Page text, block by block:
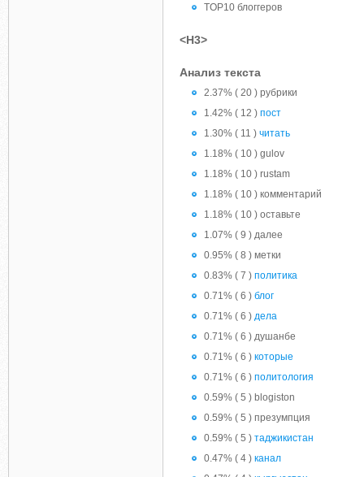
TOP10 блоггеров
<H3>
Анализ текста
2.37% ( 20 ) рубрики
1.42% ( 12 ) пост
1.30% ( 11 ) читать
1.18% ( 10 ) gulov
1.18% ( 10 ) rustam
1.18% ( 10 ) комментарий
1.18% ( 10 ) оставьте
1.07% ( 9 ) далее
0.95% ( 8 ) метки
0.83% ( 7 ) политика
0.71% ( 6 ) блог
0.71% ( 6 ) дела
0.71% ( 6 ) душанбе
0.71% ( 6 ) которые
0.71% ( 6 ) политология
0.59% ( 5 ) blogiston
0.59% ( 5 ) презумпция
0.59% ( 5 ) таджикистан
0.47% ( 4 ) канал